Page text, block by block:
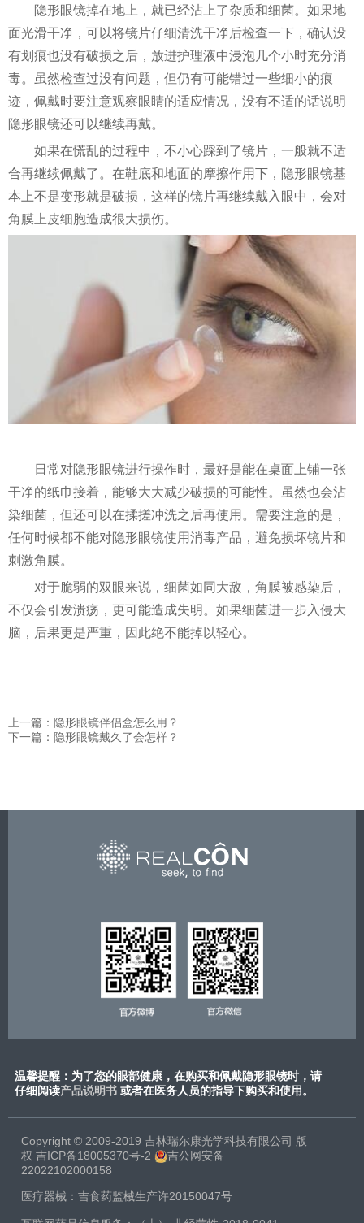
隐形眼镜掉在地上，就已经沾上了杂质和细菌。如果地
面光滑干净，可以将镜片仔细清洗干净后检查一下，确认没
有划痕也没有破损之后，放进护理液中浸泡几个小时充分消
毒。虽然检查过没有问题，但仍有可能错过一些细小的痕
迹，佩戴时要注意观察眼睛的适应情况，没有不适的话说明
隐形眼镜还可以继续再戴。
如果在慌乱的过程中，不小心踩到了镜片，一般就不适
合再继续佩戴了。在鞋底和地面的摩擦作用下，隐形眼镜基
本上不是变形就是破损，这样的镜片再继续戴入眼中，会对
角膜上皮细胞造成很大损伤。
日常对隐形眼镜进行操作时，最好是能在桌面上铺一张
干净的纸巾接着，能够大大减少破损的可能性。虽然也会沾
染细菌，但还可以在揉搓冲洗之后再使用。需要注意的是，
任何时候都不能对隐形眼镜使用消毒产品，避免损坏镜片和
刺激角膜。
对于脆弱的双眼来说，细菌如同大敌，角膜被感染后，
不仅会引发溃疡，更可能造成失明。如果细菌进一步入侵大
脑，后果更是严重，因此绝不能掉以轻心。
上一篇：隐形眼镜伴侣盒怎么用？
下一篇：隐形眼镜戴久了会怎样？
温馨提醒：为了您的眼部健康，在购买和佩戴隐形眼镜时，请
仔细阅读产品说明书 或​者在医务人员的指导下购买和使用。
Copyright © 2009-2019 吉林瑞尔康光学科技有限公司 版
权 吉ICP备18005370号-2
吉公网安备
22022102000158
医疗器械：吉食药监械生产许20150047号